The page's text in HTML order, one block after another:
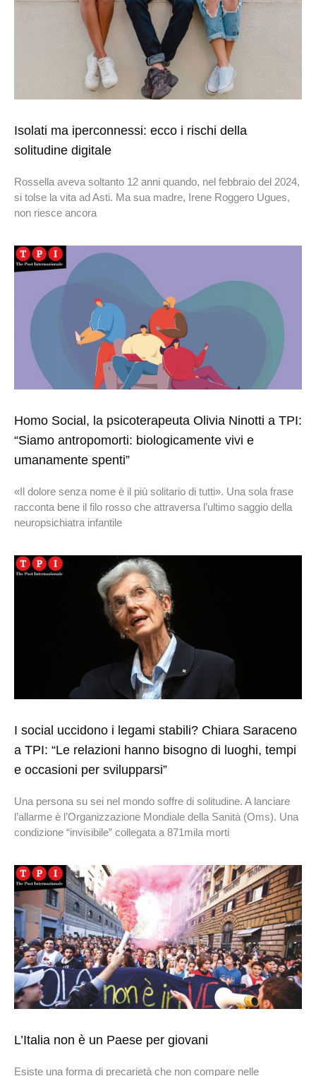
Isolati ma iperconnessi: ecco i rischi della
solitudine digitale
Rossella aveva soltanto 12 anni quando, nel febbraio del 2024,
si tolse la vita ad Asti. Ma sua madre, Irene Roggero Ugues,
non riesce ancora
Homo Social, la psicoterapeuta Olivia Ninotti a TPI:
“Siamo antropomorti: biologicamente vivi e
umanamente spenti”
«Il dolore senza nome è il più solitario di tutti». Una sola frase
racconta bene il filo rosso che attraversa l’ultimo saggio della
neuropsichiatra infantile
I social uccidono i legami stabili? Chiara Saraceno
a TPI: “Le relazioni hanno bisogno di luoghi, tempi
e occasioni per svilupparsi”
Una persona su sei nel mondo soffre di solitudine. A lanciare
l’allarme è l’Organizzazione Mondiale della Sanità (Oms). Una
condizione “invisibile” collegata a 871mila morti
L’Italia non è un Paese per giovani
Esiste una forma di precarietà che non compare nelle